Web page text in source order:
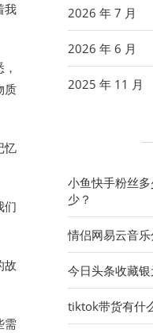
我
质
忆
们
故
需
2026 年 7 月
2026 年 6 月
2025 年 11 月
小鱼快手粉丝
少？
情侣网易云音
今日头条收藏
tiktok带货有什